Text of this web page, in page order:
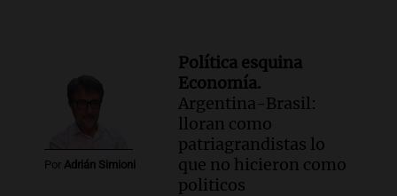
Por Adrián Simioni
Política esquina
Economía.
Argentina-Brasil:
lloran como
patriagrandistas lo
que no hicieron como
politicos